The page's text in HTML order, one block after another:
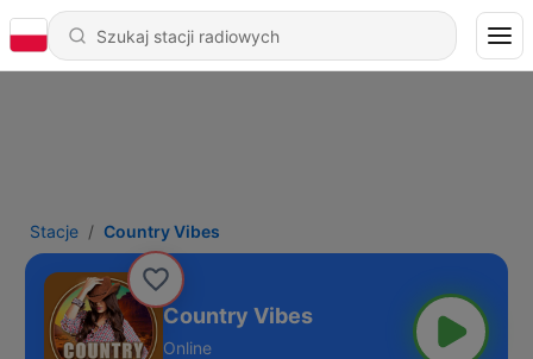
Stacje Country Vibes
Country Vibes
Online